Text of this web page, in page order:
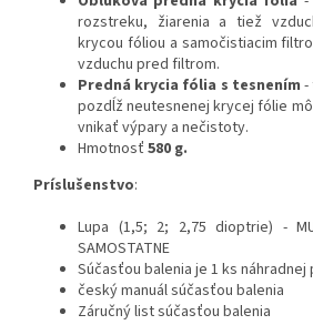
rozstreku, žiarenia a tiež
krycou fóliou a samočistiacim
vzduchu pred filtrom.
Predná krycia fólia s tesnením -
pozdĺž neutesnenej krycej fólie
vnikať výpary a nečistoty.
Hmotnosť 580 g.
Príslušenstvo:
Lupa (1,5; 2; 2,75 dioptrie) -
SAMOSTATNE
Súčasťou balenia je 1 ks
český manuál súčasťou balenia
Záručný list súčasťou balenia